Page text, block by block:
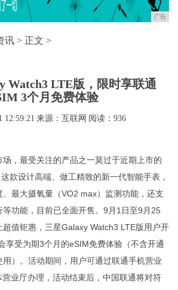
广告
讯 > 正文 >
Watch3 LTE版，限时享联通
3个月免费体验
12:59:21 来源：互联网 阅读：936
，最受关注的产品之一莫过于近期上市的
款设计高端、做工精致的新一代智能手表，
最大摄氧量（VO2 max）监测功能，还支
功能，目前已全面开售。9月1日至9月25
超值钜惠，三星Galaxy Watch3 LTE版用户开
享受为期3个月的eSIM免费体验（不含开通
）。活动期间，用户可通过联通手机营业
业厅办理，活动结束后，中国联通将对符